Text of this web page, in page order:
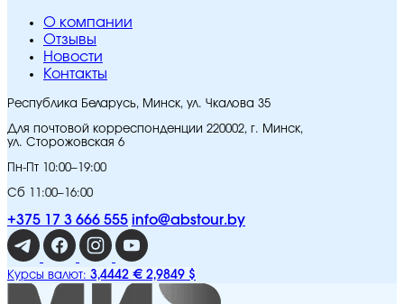
O компании
Отзывы
Новости
Контакты
Республика Беларусь, Минск, ул. Чкалова 35
Для почтовой корреспонденции 220002, г. Минск,
ул. Сторожовская 6
Пн-Пт 10:00–19:00
Сб 11:00–16:00
+375 17 3 666 555 info@abstour.by
Курсы валют: 3,4442 € 2,9849 $